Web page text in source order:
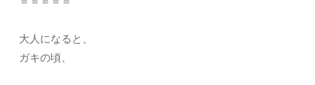
大人になると、
ガキの頃、